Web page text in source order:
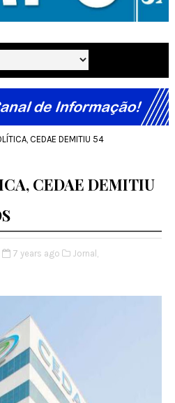
CEDAE DEMITIU 54
CEDAE DEMITIU
7 years ago Jornal,